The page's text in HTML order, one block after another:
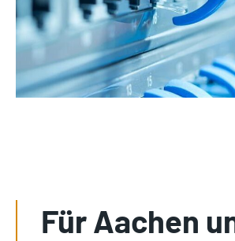
Für Aachen